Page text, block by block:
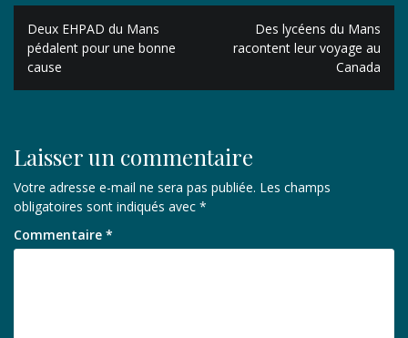
Navigation
de
l’article
Deux EHPAD du Mans
pédalent pour une bonne
cause
Des lycéens du Mans
racontent leur voyage au
Canada
Laisser un commentaire
Votre adresse e-mail ne sera pas publiée. Les champs
obligatoires sont indiqués avec *
Commentaire *